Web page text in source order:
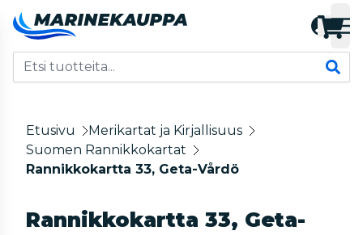
Etusivu
Merikartat ja Kirjallisuus
Suomen Rannikkokartat
Rannikkokartta 33, Geta-Vårdö
Rannikkokartta 33, Geta-